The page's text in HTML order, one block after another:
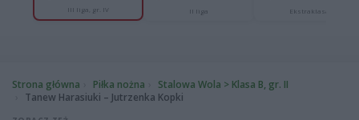
III liga, gr. IV II liga Ekstraklasa
Strona główna Piłka nożna
Stalowa Wola > Klasa B, gr. II
Tanew Harasiuki – Jutrzenka Kopki